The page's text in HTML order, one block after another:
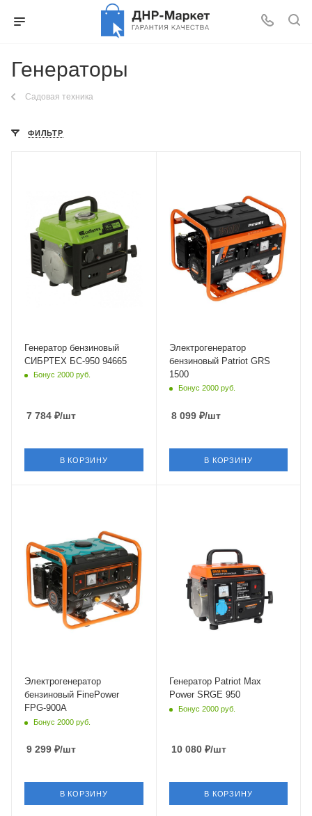
Генераторы
Садовая техника
ФИЛЬТР
Генератор бензиновый
СИБРТЕХ БС-950 94665
Бонус 2000 руб.
7 784 ₽/шт
В КОРЗИНУ
50 Гц
Электрогенератор
бензиновый Patriot GRS
1500
Бонус 2000 руб.
8 099₽/шт
В КОРЗИНУ
50 Гц
Электрогенератор
бензиновый FinePower
FPG-900A
Бонус 2000 руб.
9 299 ₽/шт
В КОРЗИНУ
Генератор Patriot Max
Power SRGE 950
Бонус 2000 руб.
10 080₽/шт
В КОРЗИНУ